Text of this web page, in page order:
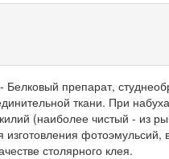
Белковый препарат,
ткани. При
(наиболее чистый - из
фотоэмульсий,
столярного клея.